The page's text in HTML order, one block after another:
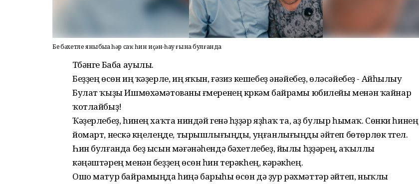
Беҙ бәхетле яныбыҙҙа һәр саҡ һин иҫән-һау ғына булғанда
Түбәнге Баба ауылы.
Беҙҙең өсөн иң ҡәҙерле, иң яҡын, ғәзиз кешебеҙ әнәйебеҙ, өләсәйебеҙ - Айһылыу
Булат ҡыҙы Ишмөхәмәтованы ғүмеренең күркәм байрамы юбилейы менән ҡайнар
ҡотлайбыҙ!
Ҡәҙерлебеҙ, һинең хаҡта ниндәй генә һүҙҙәр яҙһаҡ та, аҙ булыр һымаҡ. Сөнки һинең
йомарт, нескә күңелеңде, тырышлығыңды, уңғанлығыңды әйтеп бөтөрлөк түгел.
Һин булғанда беҙ ысын мәғәнәһендә бәхетлебеҙ, йылы һүҙҙәрең, аҡыллы
кәңәштәрең менән беҙҙең өсөн һин терәкһең, кәрәкһең.
Ошо матур байрамыңда һиңә барыһы өсөн дә ҙур рәхмәттәр әйтеп, ныҡлы